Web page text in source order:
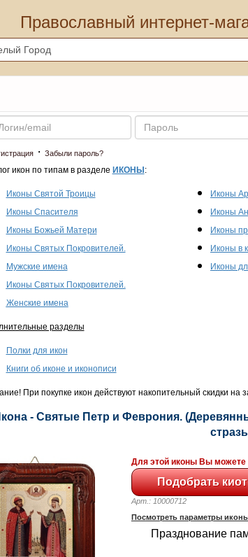
Православный интернет-
Пароль
· Забыли пароль?
икон по типам в разделе ИКОНЫ :
Иконы Святой Троицы
Иконы Спасителя
Иконы Божьей Матери
Иконы Святых Покровителей.
Мужские имена
Иконы Святых Покровителей.
Женские имена
Иконы
Иконы
Иконы
Иконы в
Иконы
разделы
Полки для икон
Книги об иконе и иконописи
При покупке икон действуют накопительный скидки на
- Святые Петр и Феврония.
Для этой иконы Вы можете
Арт.: 10000712
Посмотреть параметры
Празднование